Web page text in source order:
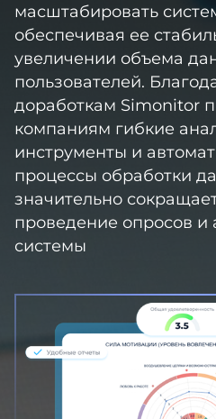
масштабировать
обеспечивая ее
увеличении объема
пользователей.
доработкам Simonitor
компаниям гибкие
инструменты и
процессы обработки
значительно
проведение опросов
системы